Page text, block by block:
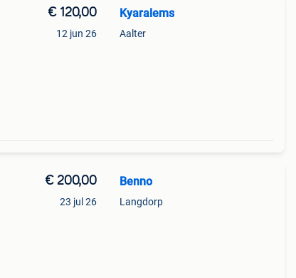
€ 120,00
12 jun 26
Kyaralems
Aalter
€ 200,00
23 jul 26
Benno
Langdorp